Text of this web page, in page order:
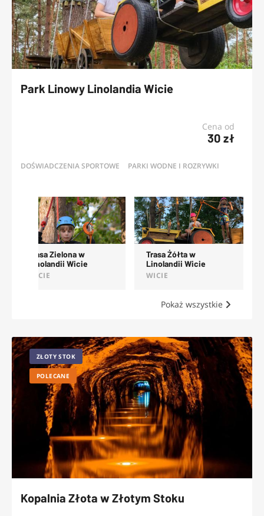
Park Linowy Linolandia Wicie
Cena od
30 zł
DOŚWIADCZENIA SPORTOWE PARKI WODNE I ROZRYWKI
Ścianka Wspinaczkowa
w Linolandii Wicie
Trasa Czerwona w
Linolandii Wicie
Pokaż wszystkie
ZŁOTY STOK
POLECANE
Kopalnia Złota w Złotym Stoku